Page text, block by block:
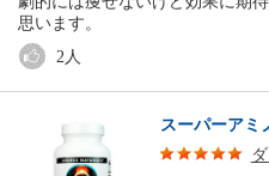
思います。
2人
スーパーアミ